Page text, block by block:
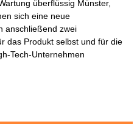
überflüssig Münster,
sich eine neue
anschließend zwei
das Produkt selbst und für die
Tech-Unternehmen